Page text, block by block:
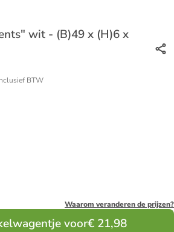
wit - (B)49 x (H)6 x
BTW
Waarom veranderen de prijzen?
voor€ 21,98